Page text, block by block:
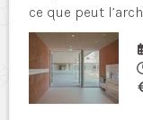
ce que peut